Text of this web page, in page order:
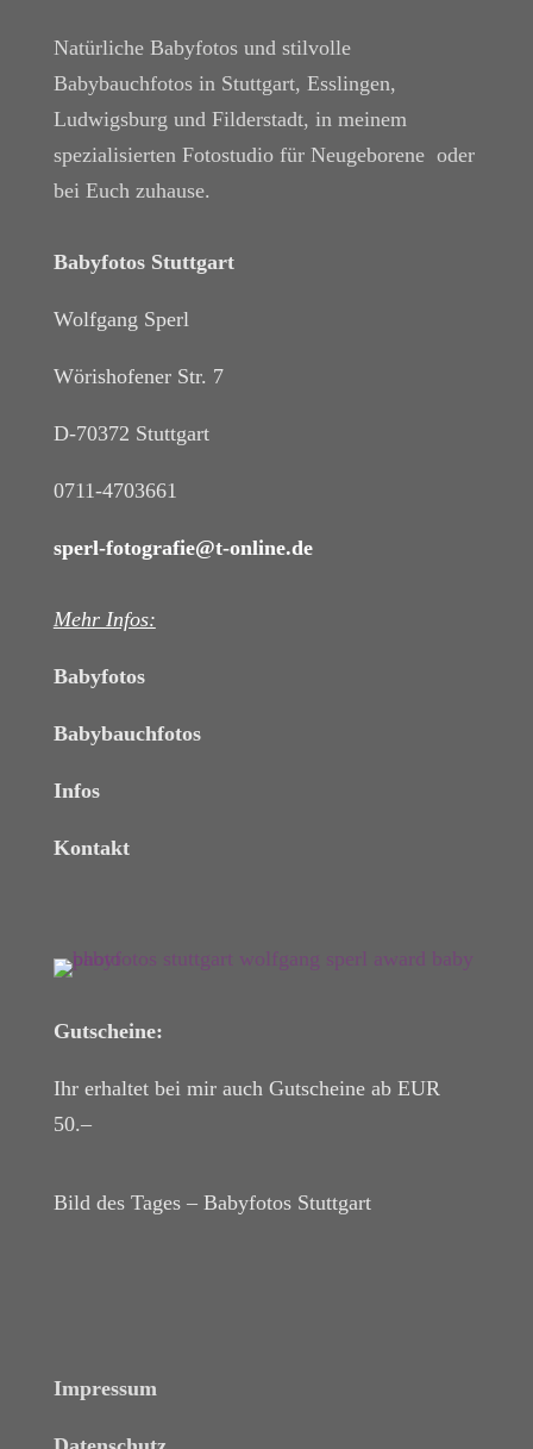
Natürliche Babyfotos und stilvolle
Babybauchfotos in Stuttgart, Esslingen,
Ludwigsburg und Filderstadt, in meinem
spezialisierten Fotostudio für Neugeborene oder
bei Euch zuhause.
Babyfotos Stuttgart
Wolfgang Sperl
Wörishofener Str. 7
D-70372 Stuttgart
0711-4703661
sperl-fotografie@t-online.de
Mehr Infos:
Babyfotos
Babybauchfotos
Infos
Kontakt
Gutscheine:
Ihr erhaltet bei mir auch Gutscheine ab EUR
50.–
Bild des Tages – BabyfotosStuttgart
Impressum